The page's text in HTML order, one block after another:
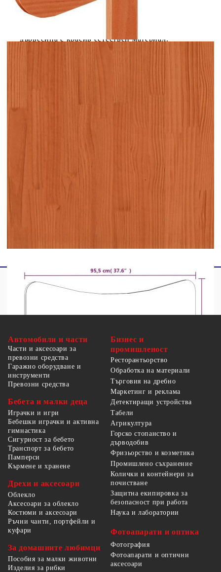
Отличаваща се със стилен дизайн, тази дървена
табла придава на рамката на леглото ви
завършен вид и подхожда на всяка спалня.
дървесина е красив естествен материал.
Общи размери: 95,5 x 3,5 x 81 см (Д x Ш x
Автомобили и части
Части и аксесоари за
превозни средства
Гаражно оборудване и
инструменти
Превозни средства
Бебета и малки деца
Играчки и игри
Бебешки играчки и активна
гимнастика
Сигурност за бебето
Транспорт за бебето
Памперси
Кърмене и хранене
Дрехи и аксесоари
Облекло
Аксесоари за облекло
Костюми и аксесоари
Ръчни чанти, портфейли и
куфари
За домашните любимци
Пособия за малки животни
Изделия за рибки
Бизнес и
промишленост
Ресторантьорство
Обработка на материали
Търговия на дребно
Маркетинг и реклама
Детектиращи устройства
Табели
Агрикултура
Горско стопанство и
дърводобив
Фризьорство и козметика
Промишлено съхранение
Колички и контейнери за
почистване
Защитна екипировка за
безопасност при работа
Наука и лаборатории
Фотоапарати и оптика
Фотография
Фотоапарати и оптични
аксесоари